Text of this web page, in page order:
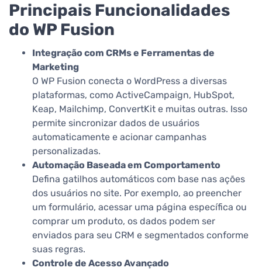
Principais Funcionalidades
do WP Fusion
Integração com CRMs e Ferramentas de
Marketing
O WP Fusion conecta o WordPress a diversas
plataformas, como ActiveCampaign, HubSpot,
Keap, Mailchimp, ConvertKit e muitas outras. Isso
permite sincronizar dados de usuários
automaticamente e acionar campanhas
personalizadas.
Automação Baseada em Comportamento
Defina gatilhos automáticos com base nas ações
dos usuários no site. Por exemplo, ao preencher
um formulário, acessar uma página específica ou
comprar um produto, os dados podem ser
enviados para seu CRM e segmentados conforme
suas regras.
Controle de Acesso Avançado